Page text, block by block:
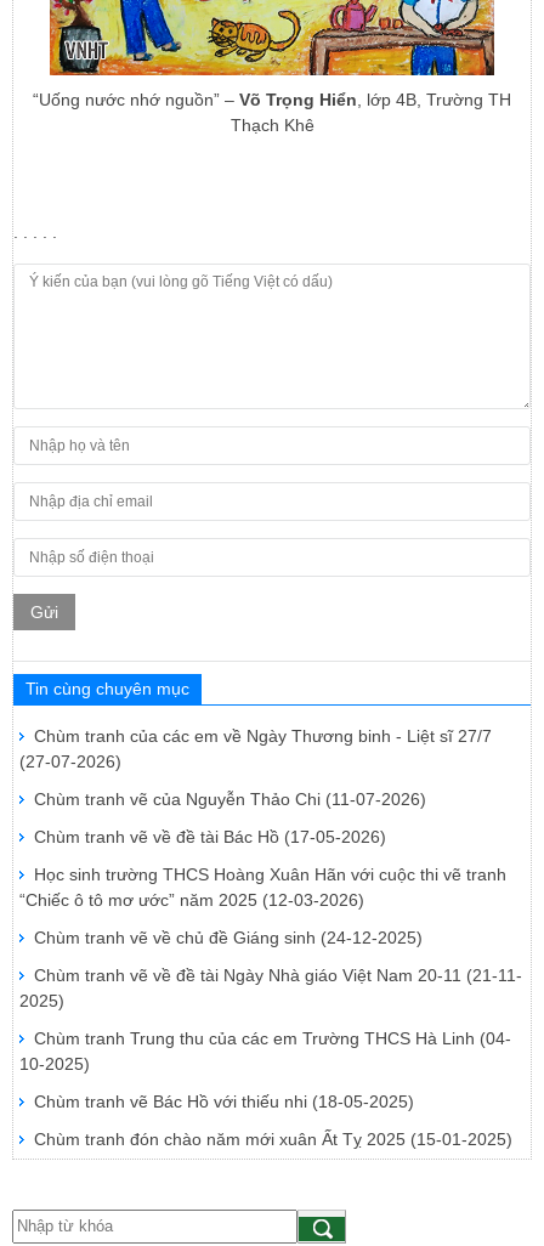
“Uống nước nhớ nguồn” – Võ Trọng Hiển , lớp 4B, Trường TH
Thạch Khê
Gửi
Tin cùng chuyên mục
Chùm tranh của các em về Ngày Thương binh - Liệt sĩ 27/7
(27-07-2026)
Chùm tranh vẽ của Nguyễn Thảo Chi (11-07-2026)
Chùm tranh vẽ về đề tài Bác Hồ (17-05-2026)
Học sinh trường THCS Hoàng Xuân Hãn với cuộc thi vẽ tranh
“Chiếc ô tô mơ ước” năm 2025 (12-03-2026)
Chùm tranh vẽ về chủ đề Giáng sinh (24-12-2025)
Chùm tranh vẽ về đề tài Ngày Nhà giáo Việt Nam 20-11 (21-11-
2025)
Chùm tranh Trung thu của các em Trường THCS Hà Linh (04-
10-2025)
Chùm tranh vẽ Bác Hồ với thiếu nhi (18-05-2025)
Chùm tranh đón chào năm mới xuân Ất Tỵ 2025 (15-01-2025)